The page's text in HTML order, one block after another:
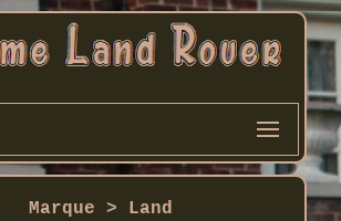
Marque > Land